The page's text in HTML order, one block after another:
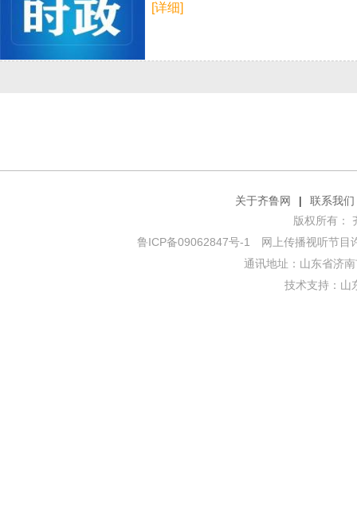
[详细]
关于齐鲁网 |
联系我们
版权所有：
鲁ICP备09062847号-1
网上传播视听节目
通讯地址：山东省济
技术支持： 山